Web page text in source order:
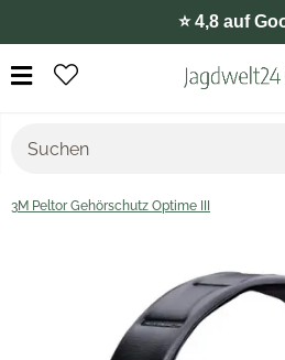
⭐️ 4,8 auf
3M Peltor Gehörschutz Optime III